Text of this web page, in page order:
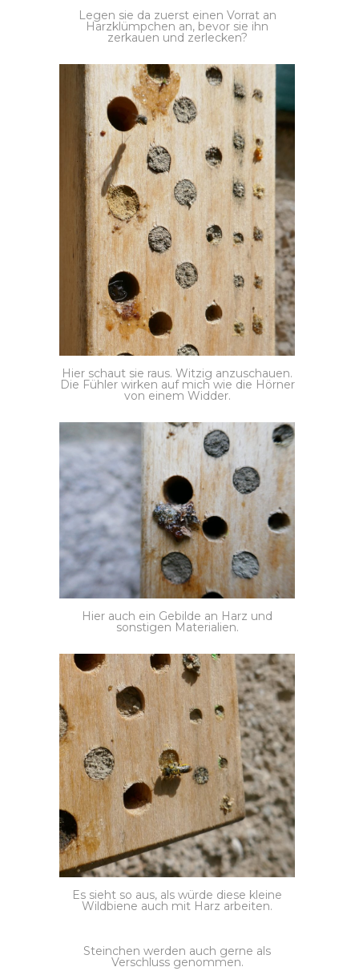
Legen sie da zuerst einen Vorrat an
Harzklümpchen an, bevor sie ihn
zerkauen und zerlecken?
Hier schaut sie raus. Witzig anzuschauen.
Die Fühler wirken auf mich wie die Hörner
von einem Widder.
Hier auch ein Gebilde an Harz und
sonstigen Materialien.
Es sieht so aus, als würde diese kleine
Wildbiene auch mit Harz arbeiten.
Steinchen werden auch gerne als
Verschluss genommen.